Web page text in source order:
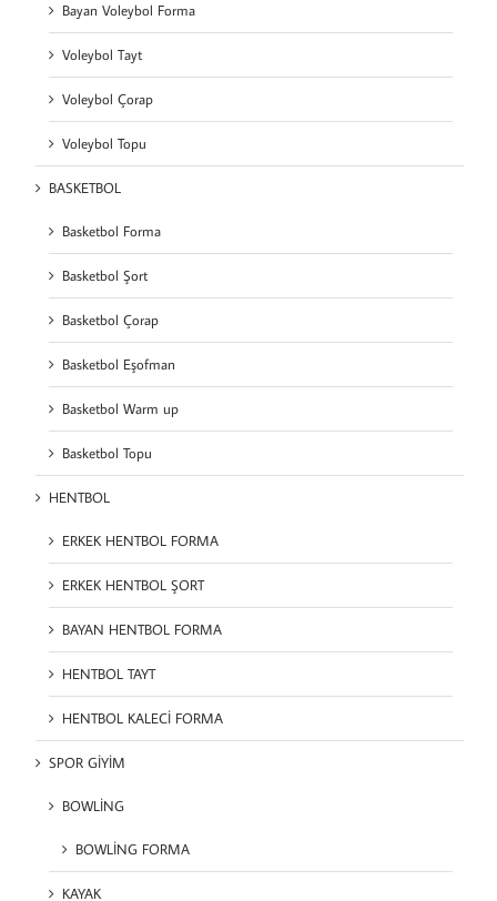
Bayan Voleybol Forma
Voleybol Tayt
Voleybol Çorap
Voleybol Topu
BASKETBOL
Basketbol Forma
Basketbol Şort
Basketbol Çorap
Basketbol Eşofman
Basketbol Warm up
Basketbol Topu
HENTBOL
ERKEK HENTBOL FORMA
ERKEK HENTBOL ŞORT
BAYAN HENTBOL FORMA
HENTBOL TAYT
HENTBOL KALECİ FORMA
SPOR GİYİM
BOWLİNG
BOWLİNG FORMA
KAYAK